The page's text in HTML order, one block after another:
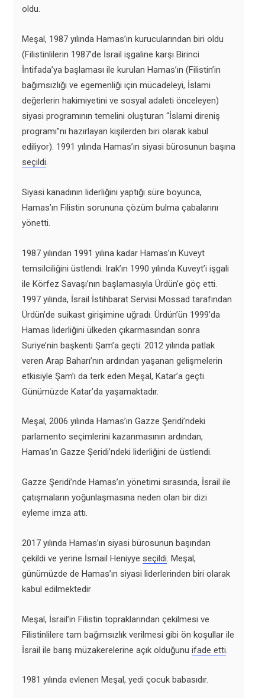
oldu.
Meşal, 1987 yılında Hamas’ın kurucularından biri oldu
(Filistinlilerin 1987’de İsrail işgaline karşı Birinci
İntifada’ya başlaması ile kurulan Hamas’ın (Filistin’in
bağımsızlığı ve egemenliği için mücadeleyi, İslami
değerlerin hakimiyetini ve sosyal adaleti önceleyen)
siyasi programının temelini oluşturan “İslami direniş
programı”nı hazırlayan kişilerden biri olarak kabul
ediliyor). 1991 yılında Hamas’ın siyasi bürosunun başına
seçildi.
Siyasi kanadının liderliğini yaptığı süre boyunca,
Hamas’ın Filistin sorununa çözüm bulma çabalarını
yönetti.
1987 yılından 1991 yılına kadar Hamas’ın Kuveyt
temsilciliğini üstlendi. Irak’ın 1990 yılında Kuveyt’i işgali
ile Körfez Savaşı’nın başlamasıyla Ürdün’e göç etti.
1997 yılında, İsrail İstihbarat Servisi Mossad tarafından
Ürdün’de suikast girişimine uğradı. Ürdün’ün 1999’da
Hamas liderliğini ülkeden çıkarmasından sonra
Suriye’nin başkenti Şam’a geçti. 2012 yılında patlak
veren Arap Baharı’nın ardından yaşanan gelişmelerin
etkisiyle Şam’ı da terk eden Meşal, Katar’a geçti.
Günümüzde Katar’da yaşamaktadır.
Meşal, 2006 yılında Hamas’ın Gazze Şeridi’ndeki
parlamento seçimlerini kazanmasının ardından,
Hamas’ın Gazze Şeridi’ndeki liderliğini de üstlendi.
Gazze Şeridi’nde Hamas’ın yönetimi sırasında, İsrail ile
çatışmaların yoğunlaşmasına neden olan bir dizi
eyleme imza attı.
2017 yılında Hamas’ın siyasi bürosunun başından
çekildi ve yerine İsmail Heniyye seçildi. Meşal,
günümüzde de Hamas’ın siyasi liderlerinden biri olarak
kabul edilmektedir
Meşal, İsrail’in Filistin topraklarından çekilmesi ve
Filistinlilere tam bağımsızlık verilmesi gibi ön koşullar ile
İsrail ile barış müzakerelerine açık olduğunu ifade etti
1981 yılında evlenen Meşal, yedi çocuk babasıdır.